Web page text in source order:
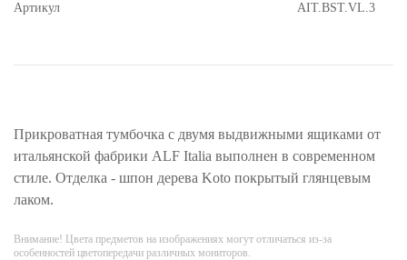
Артикул AIT.BST.VL.3
Прикроватная тумбочка c двумя выдвижными ящиками от
итальянской фабрики ALF Italia выполнен в современном
стиле. Отделка - шпон дерева Koto покрытый глянцевым
лаком.
Внимание! Цвета предметов на изображениях могут отличаться из-за
особенностей цветопередачи различных мониторов.